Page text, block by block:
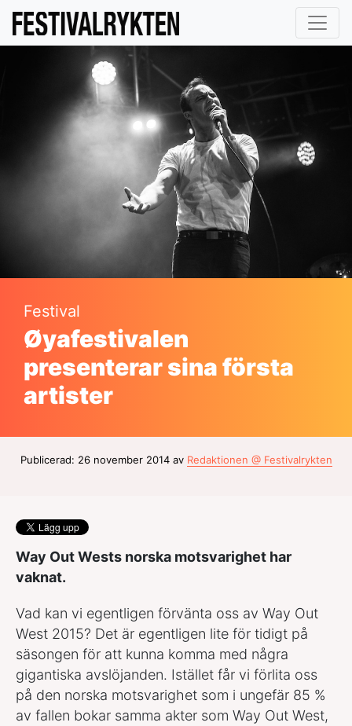
Festival
Øyafestivalen
presenterar sina första
artister
Publicerad: 26 november 2014 av Redaktionen @ Festivalrykten
Way Out Wests norska motsvarighet har
vaknat.
Vad kan vi egentligen förvänta oss av Way Out
West 2015? Det är egentligen lite för tidigt på
säsongen för att kunna komma med några
gigantiska avslöjanden. Istället får vi förlita oss
på den norska motsvarighet som i ungefär 85 %
av fallen bokar samma akter som Way Out West,